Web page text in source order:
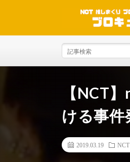
【NCT
ける事件
2019.03.19 NCT